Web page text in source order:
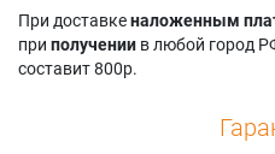
При доставкеналоженным
при получении в любой город
составит 800р.